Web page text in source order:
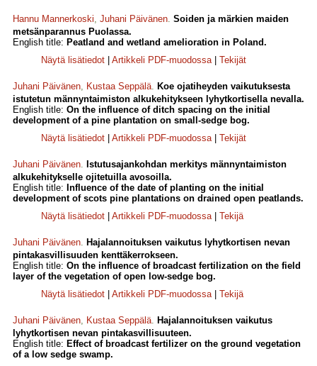
Hannu Mannerkoski, Juhani Päivänen. Soiden ja märkien maiden
metsänparannus Puolassa.
English title: Peatland and wetland amelioration in Poland.
Näytä lisätiedot
Artikkeli PDF-muodossa| Tekijät
Juhani Päivänen, Kustaa Seppälä. Koe ojatiheyden vaikutuksesta
istutetun männyntaimiston alkukehitykseen lyhytkortisella nevalla.
English title: On the influence of ditch spacing on the initial
development of a pine plantation on small-sedge bog.
Näytä lisätiedot
Artikkeli PDF-muodossa| Tekijät
Juhani Päivänen. Istutusajankohdan merkitys männyntaimiston
alkukehitykselle ojitetuilla avosoilla.
English title: Influence of the date of planting on the initial
development of scots pine plantations on drained open peatlands.
Näytä lisätiedot
Artikkeli PDF-muodossa| Tekijä
Juhani Päivänen. Hajalannoituksen vaikutus lyhytkortisen nevan
pintakasvillisuuden kenttäkerrokseen.
English title: On the influence of broadcast fertilization on the field
layer of the vegetation of open low-sedge bog.
Näytä lisätiedot
Artikkeli PDF-muodossa| Tekijä
Juhani Päivänen, Kustaa Seppälä. Hajalannoituksen vaikutus
lyhytkortisen nevan pintakasvillisuuteen.
English title: Effect of broadcast fertilizer on the ground vegetation
of a low sedge swamp.